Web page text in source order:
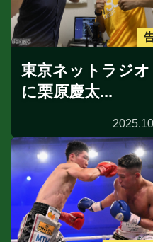
東京ネットラジオ
に栗原慶太...